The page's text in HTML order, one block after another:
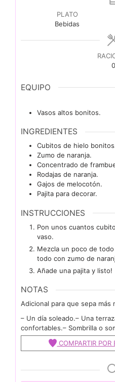
PLATO
Bebidas
0
EQUIPO
Vasos altos bonitos.
INGREDIENTES
Cubitos de hielo
Zumo de naranja.
Concentrado de
Rodajas de naranja.
Gajos de melocotón.
Pajita para decorar.
INSTRUCCIONES
Pon unos cuantos
vaso.
Mezcla un poco de
todo con zumo de
Añade una pajita y listo!
NOTAS
Adicional para que sepa más
– Un día soleado.– Una
confortables.– Sombrilla o
COMPARTIR POR